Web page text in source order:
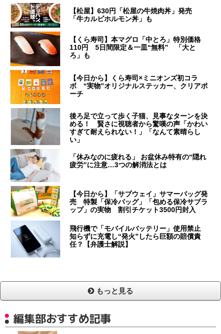
【松屋】630円「松屋の牛焼肉丼」発売
「牛カルビホルモン丼」も
【くら寿司】本マグロ「中とろ」特別価格
110円 5日間限定＆一皿“無料” 「大と
ろ」も
【今日から】くら寿司×ミニオンズ初コラ
ボ “実物”オリジナルステッカー、クリアポ
ーチ
後ろ足で立って歩く子猫、見事なターンを決
める！ 賢さに視聴者から驚嘆の声「かわい
すぎて耐えられない！」「なんて素晴らし
い」
「休みなのに疲れる」 お盆休み特有の“隠れ
疲労”に注意…3つの解消法とは
【今日から】「サブウェイ」サマーバッグ発
売 特製「保冷バッグ」「包める保冷サブラ
ップ」の実物 割引チケット3500円封入
飛行機で「モバイルバッテリー」使用禁止
知らずに充電し“発火”したら巨額の賠償責
任？【弁護士解説】
もっと見る
編集部おすすめ記事